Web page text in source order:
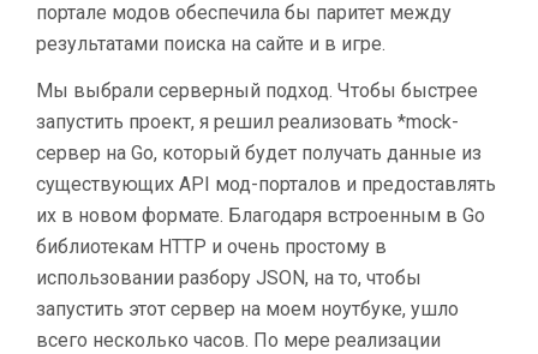
портале модов обеспечила бы паритет между
результатами поиска на сайте и в игре.
Мы выбрали серверный подход. Чтобы быстрее
запустить проект, я решил реализовать *mock-
сервер на Go, который будет получать данные из
существующих API мод-порталов и предоставлять
их в новом формате. Благодаря встроенным в Go
библиотекам HTTP и очень простому в
использовании разбору JSON, на то, чтобы
запустить этот сервер на моем ноутбуке, ушло
всего несколько часов. По мере реализации